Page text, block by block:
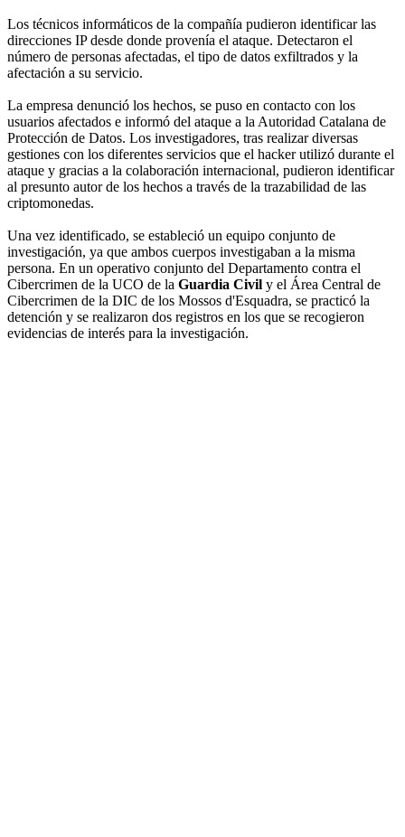
Los técnicos informáticos de la compañía pudieron identificar las
direcciones IP desde donde provenía el ataque. Detectaron el
número de personas afectadas, el tipo de datos exfiltrados y la
afectación a su servicio.
La empresa denunció los hechos, se puso en contacto con los
usuarios afectados e informó del ataque a la Autoridad Catalana de
Protección de Datos. Los investigadores, tras realizar diversas
gestiones con los diferentes servicios que el hacker utilizó durante el
ataque y gracias a la colaboración internacional, pudieron identificar
al presunto autor de los hechos a través de la trazabilidad de las
criptomonedas.
Una vez identificado, se estableció un equipo conjunto de
investigación, ya que ambos cuerpos investigaban a la misma
persona. En un operativo conjunto del Departamento contra el
Cibercrimen de la UCO de la Guardia Civil y el Área Central de
Cibercrimen de la DIC de los Mossos d'Esquadra, se practicó la
detención y se realizaron dos registros en los que se recogieron
evidencias de interés para la investigación.